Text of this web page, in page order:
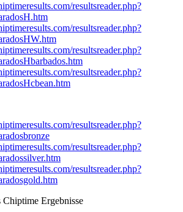
resultsreader.php?
resultsreader.php?
resultsreader.php?
resultsreader.php?
resultsreader.php?
resultsreader.php?
resultsreader.php?
Ergebnisse